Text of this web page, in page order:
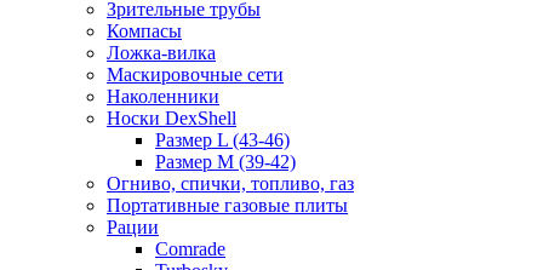
Зрительные трубы
Компасы
Ложка-вилка
Маскировочные сети
Наколенники
Носки DexShell
Размер L (43-46)
Размер M (39-42)
Огниво, спички, топливо, газ
Портативные газовые плиты
Рации
Comrade